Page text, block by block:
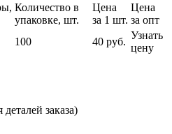
Количество в
упаковке, шт.
Цена
за 1 шт.
Цена
за опт
100 40 руб.
Узнать
цену
заказа)